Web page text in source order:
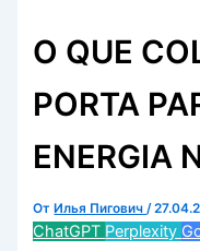
O QUE
PORTA
ENERGIA
От Илья Пигович/
ChatGPT Perplexity